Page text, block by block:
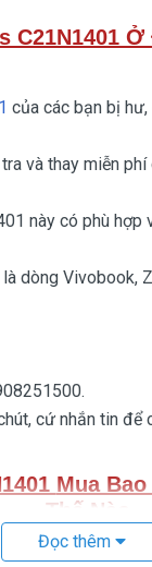
C21N1401
của các bạn bị
thay miễn phí
này có phù hợp
dòng Vivobook,
cứ nhắn tin
Mua
Thế Nào
Asus
Đọc thêm